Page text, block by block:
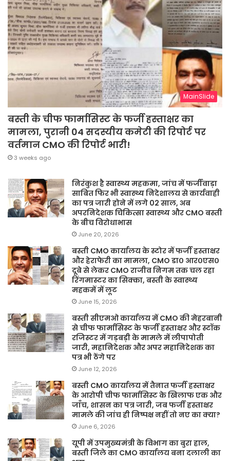
MainSlide
बस्ती के चीफ फार्मासिस्ट के फर्जी हस्ताक्षर का
मामला, पुरानी 04 सदस्यीय कमेटी की रिपोर्ट पर
वर्तमान CMO की रिपोर्ट भारी!
3 weeks ago
निरंकुश है स्वास्थ्य महकमा, जांच में फर्जीवाड़ा
साबित फिर भी स्वास्थ्य निदेशालय से कार्यवाही
का पत्र जारी होने में लगे 02 साल, अब
अपरनिदेशक चिकित्सा स्वास्थ्य और CMO बस्ती
के बीच विरोधाभास
June 20, 2026
बस्ती CMO कार्यालय के स्टोर में फर्जी हस्ताक्षर
और हेराफेरी का मामला, CMO डा० आर०एस०
दूबे से लेकर CMO राजीव निगम तक चल रहा
रिंगमास्टर का सिक्का, बस्ती के स्वास्थ्य
महकमें में लूट
June 15, 2026
बस्ती सीएमओ कार्यालय में CMO की मेहरबानी
से चीफ फार्मासिस्ट के फर्जी हस्ताक्षर और स्टॉक
रजिस्टर में गड़बड़ी के मामले में लीपापोती
जारी, महानिदेशक और अपर महानिदेशक का
पत्र भी ठेंगे पर
June 12, 2026
बस्ती CMO कार्यालय में तैनात फर्जी हस्ताक्षर
के आरोपी चीफ फार्मासिस्ट के खिलाफ एक और
जाँच, शासन का पत्र जारी, जब फर्जी हस्ताक्षर
मामले की जांच ही निष्पक्ष नहीं तो नए का क्या?
June 6, 2026
यूपी में उपमुख्यमंत्री के विभाग का बुरा हाल,
बस्ती जिले का CMO कार्यालय बना दलाली का